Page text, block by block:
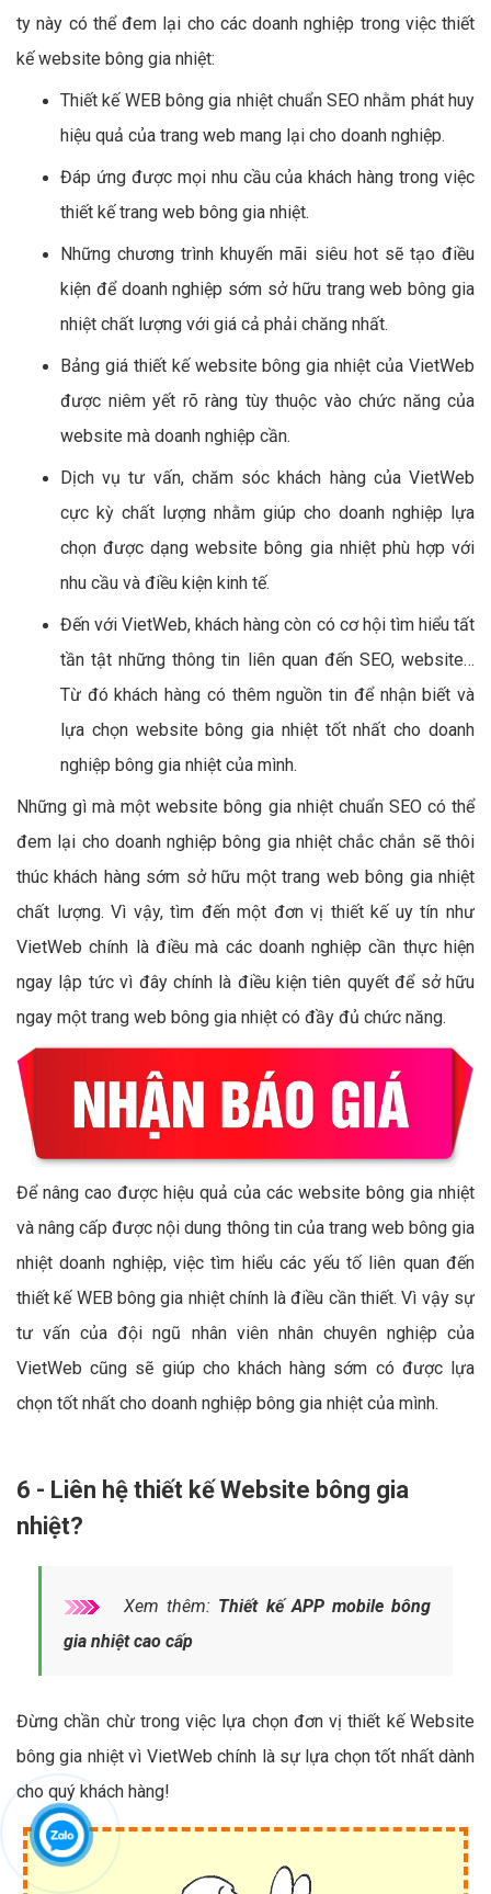
ty này có thể đem lại cho các doanh nghiệp trong việc thiết
kế website bông gia nhiệt:
Thiết kế WEB bông gia nhiệt chuẩn SEO nhằm phát huy
hiệu quả của trang web mang lại cho doanh nghiệp.
Đáp ứng được mọi nhu cầu của khách hàng trong việc
thiết kế trang web bông gia nhiệt.
Những chương trình khuyến mãi siêu hot sẽ tạo điều
kiện để doanh nghiệp sớm sở hữu trang web bông gia
nhiệt chất lượng với giá cả phải chăng nhất.
Bảng giá thiết kế website bông gia nhiệt của VietWeb
được niêm yết rõ ràng tùy thuộc vào chức năng của
website mà doanh nghiệp cần.
Dịch vụ tư vấn, chăm sóc khách hàng của VietWeb
cực kỳ chất lượng nhằm giúp cho doanh nghiệp lựa
chọn được dạng website bông gia nhiệt phù hợp với
nhu cầu và điều kiện kinh tế.
Đến với VietWeb, khách hàng còn có cơ hội tìm hiểu tất
tần tật những thông tin liên quan đến SEO, website…
Từ đó khách hàng có thêm nguồn tin để nhận biết và
lựa chọn website bông gia nhiệt tốt nhất cho doanh
nghiệp bông gia nhiệt của mình.
Những gì mà một website bông gia nhiệt chuẩn SEO có thể
đem lại cho doanh nghiệp bông gia nhiệt chắc chắn sẽ thôi
thúc khách hàng sớm sở hữu một trang web bông gia nhiệt
chất lượng. Vì vậy, tìm đến một đơn vị thiết kế uy tín như
VietWeb chính là điều mà các doanh nghiệp cần thực hiện
ngay lập tức vì đây chính là điều kiện tiên quyết để sở hữu
ngay một trang web bông gia nhiệt có đầy đủ chức năng.
Để nâng cao được hiệu quả của các website bông gia nhiệt
và nâng cấp được nội dung thông tin của trang web bông gia
nhiệt doanh nghiệp, việc tìm hiểu các yếu tố liên quan đến
thiết kế WEB bông gia nhiệt chính là điều cần thiết. Vì vậy sự
tư vấn của đội ngũ nhân viên nhân chuyên nghiệp của
VietWeb cũng sẽ giúp cho khách hàng sớm có được lựa
chọn tốt nhất cho doanh nghiệp bông gia nhiệt của mình.
6 - Liên hệ thiết kế Website bông gia
nhiệt?
Xem thêm: Thiết kế APP mobile bông
gia nhiệt cao cấp
Đừng chần chừ trong việc lựa chọn đơn vị thiết kế Website
bông gia nhiệt vì VietWeb chính là sự lựa chọn tốt nhất dành
cho quý khách hàng!